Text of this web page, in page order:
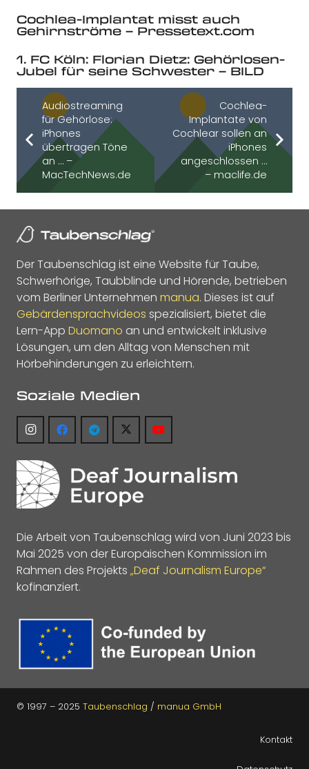
Cochlea-Implantat misst auch
Gehirnströme – Pressetext.com
1. FC Köln: Florian Dietz: Gehörlosen-
Jubel für seine Schwester – BILD
Audiostreaming
für Gehörlose:
iPhones
übertragen Töne
an … –
MacTechNews.de
Cochlea-
Implantate von
Cochlear sollen an
iPhones
angeschlossen …
– maclife.de
Der Taubenschlag ist eine Website für Taube,
Schwerhörige, Taubblinde und Hörende, betrieben
vom Berliner Unternehmen manua. Dieses ist auf
Gebärdensprachvideos spezialisiert, bietet die
Lern-App Duomano an und entwickelt inklusive
Lösungen, um den Alltag von Menschen mit
Hörbehinderungen zu erleichtern.
Soziale Medien
Die Arbeit von Taubenschlag wird von Juni 2023 bis
Mai 2025 von der Europäischen Kommission im
Rahmen des Projekts „Deaf Journalism Europe“
kofinanziert.
© 1997 – 2025 Taubenschlag / manua GmbH
Kontakt